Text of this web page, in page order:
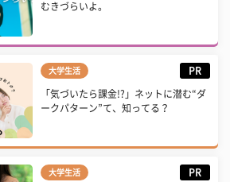
むきづらいよ。
大学生活 PR
「気づいたら課金!?」ネットに潜む“ダ
ークパターン”て、知ってる？
大学生活 PR